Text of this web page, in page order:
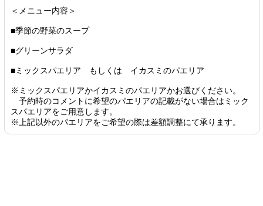
＜メニュー内容＞
■季節の野菜のスープ
■グリーンサラダ
■ミックスパエリア もしくは イカスミのパエリア
※ミックスパエリアかイカスミのパエリアかお選びください。
予約時のコメントに希望のパエリアの記載がない場合はミック
スパエリアをご用意します。
※上記以外のパエリアをご希望の際は差額調整にて承ります。